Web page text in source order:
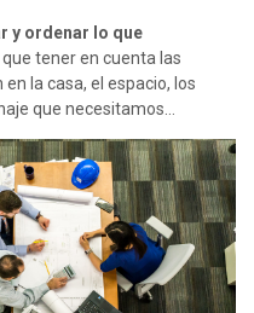
y ordenar lo que
que tener en cuenta las
la casa, el espacio, los
que necesitamos…